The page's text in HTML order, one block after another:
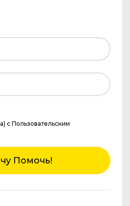
с Пользовательским
Помочь!